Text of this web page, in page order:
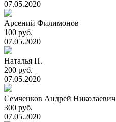
07.05.2020
Арсений Филимонов
100 руб.
07.05.2020
Наталья П.
200 руб.
07.05.2020
Семченков Андрей Николаевич
300 руб.
07.05.2020